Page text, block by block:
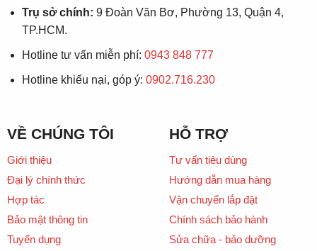
Trụ sở chính: 9 Đoàn Văn Bơ, Phường 13, Quận 4,
TP.HCM.
Hotline tư vấn miễn phí: 0943 848 777
Hotline khiếu nại, góp ý: 0902.716.230
VỀ CHÚNG TÔI
Giới thiệu
Đại lý chính thức
Hợp tác
Bảo mật thông tin
Tuyển dụng
HỖ TRỢ
Tư vấn tiêu dùng
Hướng dẫn mua hàng
Vận chuyển lắp đặt
Chính sách bảo hành
Sửa chữa - bảo dưỡng